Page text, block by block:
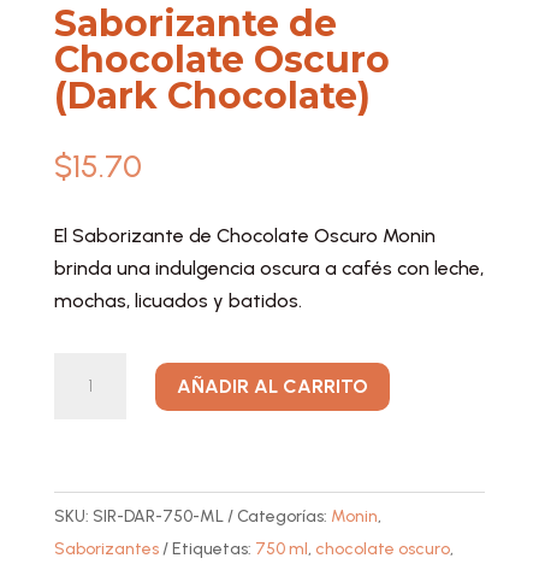
Saborizante de
Chocolate Oscuro
(Dark Chocolate)
$15.70
El Saborizante de Chocolate Oscuro Monin
brinda una indulgencia oscura a cafés con leche,
mochas, licuados y batidos.
Saborizante
(Dark
AÑADIR AL CARRITO
A
l
r
SKU: SIR-DAR-750-ML Categorías: Monin,
Saborizantes
Etiquetas: 750 ml, chocolate oscuro,